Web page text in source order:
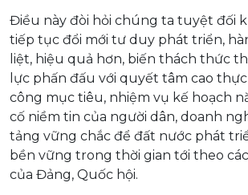
Điều này đòi hỏi chúng ta tuyệt đối
tiếp tục đổi mới tư duy phát triển,
liệt, hiệu quả hơn, biến thách thức
lực phấn đấu với quyết tâm cao
công mục tiêu, nhiệm vụ kế hoạch
cố niềm tin của người dân, doanh
tảng vững chắc để đất nước phát
bền vững trong thời gian tới theo
của Đảng, Quốc hội.